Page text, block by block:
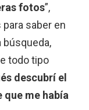
fotos”,
saber en
búsqueda,
todo tipo
descubrí el
que me había